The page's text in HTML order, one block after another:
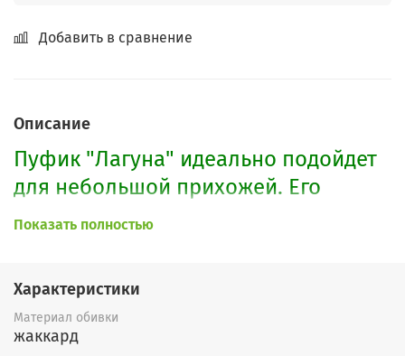
Добавить в сравнение
Описание
Пуфик "Лагуна" идеально подойдет
для небольшой прихожей. Его
можно использовать во многих
Также можно сделать и без ящика.
Показать полностью
Характеристики
Материал обивки
жаккард